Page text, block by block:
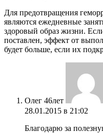
Для предотвращения
являются ежедневные
здоровый образ жизни.
поставлен, эффект от
будет больше, если их
Олег 46лет
28.01.2015 в 21:02
Благодарю за